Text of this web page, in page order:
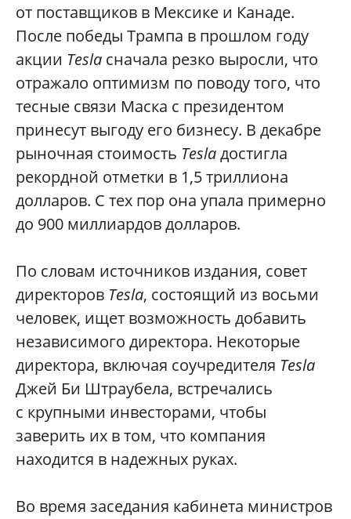
от поставщиков в Мексике и Канаде.
После победы Трампа в прошлом году
акции Tesla сначала резко выросли, что
отражало оптимизм по поводу того, что
тесные связи Маска с президентом
принесут выгоду его бизнесу. В декабре
рыночная стоимость Teslaдостигла
рекордной отметки в 1,5 триллиона
долларов. С тех пор она упала примерно
до 900 миллиардов долларов.
По словам источников издания, совет
директоров Tesla, состоящий из восьми
человек, ищет возможность добавить
независимого директора. Некоторые
директора, включая соучредителя Tesla
Джей Би Штраубела, встречались
с крупными инвесторами, чтобы
заверить их в том, что компания
находится в надежных руках.
Во время заседания кабинета министров